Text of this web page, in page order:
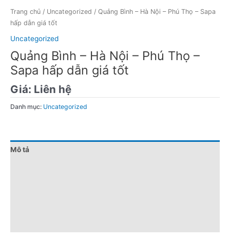
Trang chủ / Uncategorized / Quảng Bình – Hà Nội – Phú Thọ – Sapa
hấp dẫn giá tốt
Uncategorized
Quảng Bình – Hà Nội – Phú Thọ –
Sapa hấp dẫn giá tốt
Giá: Liên hệ
Danh mục: Uncategorized
Mô tả